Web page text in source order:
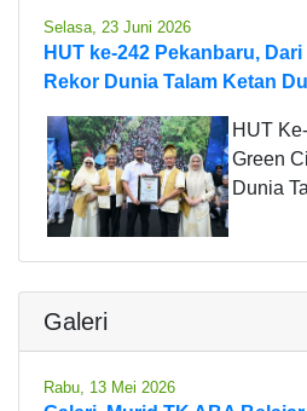
Selasa, 23 Juni 2026
HUT ke-242 Pekanbaru,
Rekor Dunia Talam Ketan
HUT
Green
Dunia
Galeri
Rabu, 13 Mei 2026